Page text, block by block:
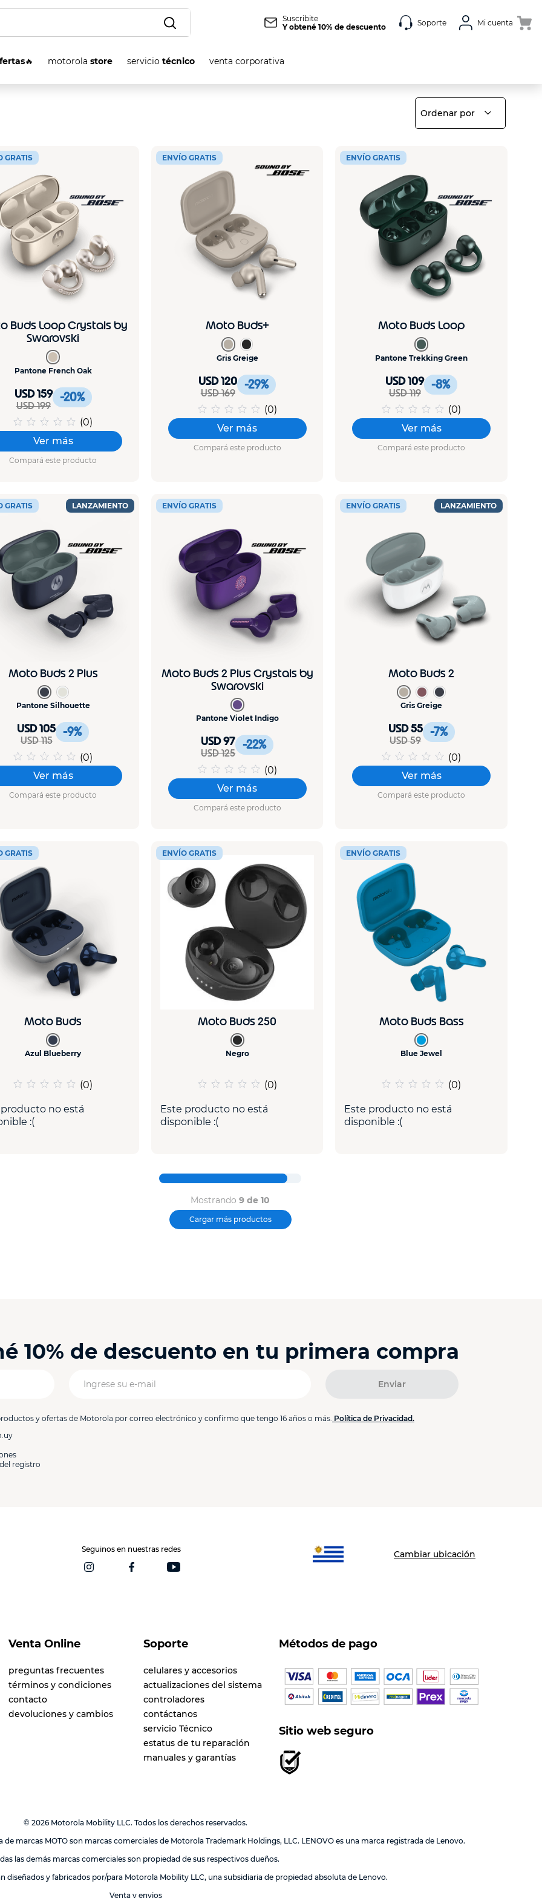
Suscribite
Y obtené 10% de descuento
Soporte Mi cuenta
🔥 motorola store servicio técnico venta corporativa
Ordenar por
Buds Loop Crystals by
Swarovski
Pantone French Oak
-20%
USD 159
USD 199
(0)
Ver más
Compará este producto
GRATIS
Moto Buds+
Gris Greige
-29%
USD 120
USD 169
(0)
Ver más
Compará este producto
ENVÍO GRATIS
Moto Buds Loop
Pantone Trekking Green
-8%
USD 109
USD 119
(0)
Ver más
Compará este producto
ENVÍO GRATIS
Moto Buds 2 Plus
Pantone Silhouette
-9%
USD 105
USD 115
(0)
Ver más
Compará este producto
GRATIS LANZAMIENTO
Moto Buds 2 Plus Crystals by
Swarovski
Pantone Violet Indigo
-22%
USD 97
USD 125
(0)
Ver más
Compará este producto
ENVÍO GRATIS
Moto Buds 2
Gris Greige
-7%
USD 55
USD 59
(0)
Ver más
Compará este producto
ENVÍO GRATIS LANZAMIENTO
Moto Buds
Azul Blueberry
(0)
no está
:(
GRATIS
Moto Buds 250
Negro
(0)
Este producto no está
disponible :(
ENVÍO GRATIS
Moto Buds Bass
Blue Jewel
(0)
Este producto no está
disponible :(
ENVÍO GRATIS
Mostrando9 de 10
10% de descuento en tu primera compra
Enviar
y ofertas de Motorola por correo electrónico y confirmo que tengo 16 años o más. Política de Privacidad.
registro
Seguinos en nuestras redes Cambiar ubicación
Venta Online
preguntas frecuentes
términos y condiciones
contacto
devoluciones y cambios
Soporte
celulares y accesorios
actualizaciones del sistema
controladores
contáctanos
servicio Técnico
estatus de tu reparación
manuales y garantías
Métodos de pago
Sitio web seguro
© 2026 Motorola Mobility LLC. Todos los derechos reservados.
de marcas MOTO son marcas comerciales de Motorola Trademark Holdings, LLC. LENOVO es una marca registrada de Lenovo.
las demás marcas comerciales son propiedad de sus respectivos dueños.
diseñados y fabricados por/para Motorola Mobility LLC, una subsidiaria de propiedad absoluta de Lenovo.
Venta y envios